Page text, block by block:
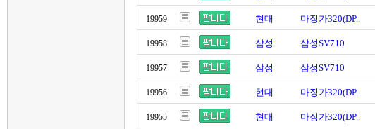
19959 현대 마징가320(DP..
19958 삼성 삼성SV710
19957 삼성 삼성SV710
19956 현대 마징가320(DP..
19955 현대 마징가320(DP..